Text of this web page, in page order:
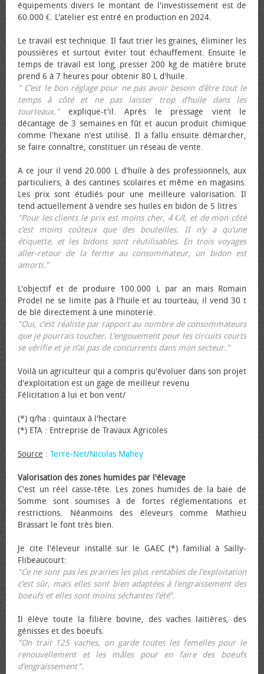
équipements divers le montant de l'investissement est de
60.000 €. L'atelier est entré en production en 2024.
Le travail est technique. Il faut trier les graines, éliminer les
poussières et surtout éviter tout échauffement. Ensuite le
temps de travail est long, presser 200 kg de matière brute
prend 6 à 7 heures pour obtenir 80 L d'huile.
" C’est le bon réglage pour ne pas avoir besoin d’être tout le
temps à côté et ne pas laisser trop d’huile dans les
tourteaux."explique-t'il. Après le pressage vient le
décantage de 3 semaines en fût et aucun produit chimique
comme l'hexane n'est utilisé. Il a fallu ensuite démarcher,
se faire connaître, constituer un réseau de vente.
A ce jour il vend 20.000 L d'huile à des professionnels, aux
particuliers, à des cantines scolaires et même en magasins.
Les prix sont étudiés pour une meilleure valorisation. Il
tend actuellement à vendre ses huiles en bidon de 5 litres
"Pour les clients le prix est moins cher, 4 €/l, et de mon côté
c’est moins coûteux que des bouteilles. II n’y a qu’une
étiquette, et les bidons sont réutilisables. En trois voyages
aller-retour de la ferme au consommateur, un bidon est
amorti."
L'objectif et de produire 100.000 L par an mais Romain
Prodel ne se limite pas à l'huile et au tourteau, il vend 30 t
de blé directement à une minoterie.
"Oui, c’est réaliste par rapport au nombre de consommateurs
que je pourrais toucher. L’engouement pour les circuits courts
se vérifie et je n’ai pas de concurrents dans mon secteur."
Voilà un agriculteur qui a compris qu'évoluer dans son projet
d'exploitation est un gage de meilleur revenu
Félicitation à lui et bon vent/
(*) q/ha : quintaux à l'hectare
(*) ETA : Entreprise de Travaux Agricoles
Source : Terre-Net/Nicolas Mahey
Valorisation des zones humides par l'élevage
C'est un réel casse-tête. Les zones humides de la baie de
Somme sont soumises à de fortes réglementations et
restrictions. Néanmoins des éleveurs comme Mathieu
Brassart le font très bien.
Je cite l'éleveur installé sur le GAEC (*) familial à Sailly-
Flibeaucourt:
"Ce ne sont pas les prairies les plus rentables de l’exploitation
c’est sûr, mais elles sont bien adaptées à l’engraissement des
bœufs et elles sont moins séchantes l’été".
Il élève toute la filière bovine, des vaches laitières, des
génisses et des bœufs.
"On trait 125 vaches, on garde toutes les femelles pour le
renouvellement et les mâles pour en faire des bœufs
d’engraissement".